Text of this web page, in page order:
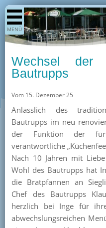
MENÜ
Shop
Aktuelles
Termine
Kurse
Unterstützer
Über uns
Team
Pressearchiv
Wechsel der
Bautrupps
Vom 15. Dezember 25
Anlässlich des
Bautrupps im neu
der Funktion der für
verantwortliche
Nach 10 Jahren mit
Wohl des Bautrupps hat
die Bratpfannen an
Chef des Bautrupps
herzlich bei Inge für
abwechslungsreichen